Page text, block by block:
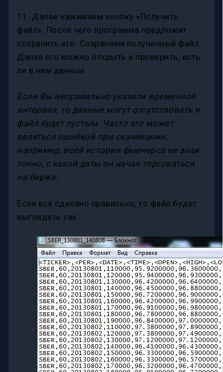
11. Далее нажимаем кнопку «Получить
файл». После чего программа предложит
сохранить его. Сохраняем полученный файл.
Далее его можно открыть и проверить, есть
ли в нем данные.
Если Вы неправильно указали временной
интервал, то данные могут отсутствовать и
файл будет пустым. Часто это может
являться ошибкой при скачивании,
например, всей истории фьючерса не зная
точно, с какой даты он начал торговаться
на бирже.
Если всё сделано правильно, то файл будет
выглядеть так: